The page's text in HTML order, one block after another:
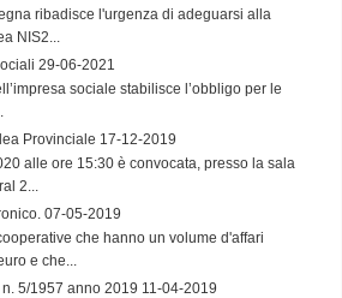
ribadisce l'urgenza di adeguarsi alla
NIS2...
29-06-2021
sociale stabilisce l’obbligo per le
Provinciale 17-12-2019
alle ore 15:30 è convocata, presso la sala
2...
07-05-2019
che hanno un volume d'affari
e che...
5/1957 anno 2019 11-04-2019